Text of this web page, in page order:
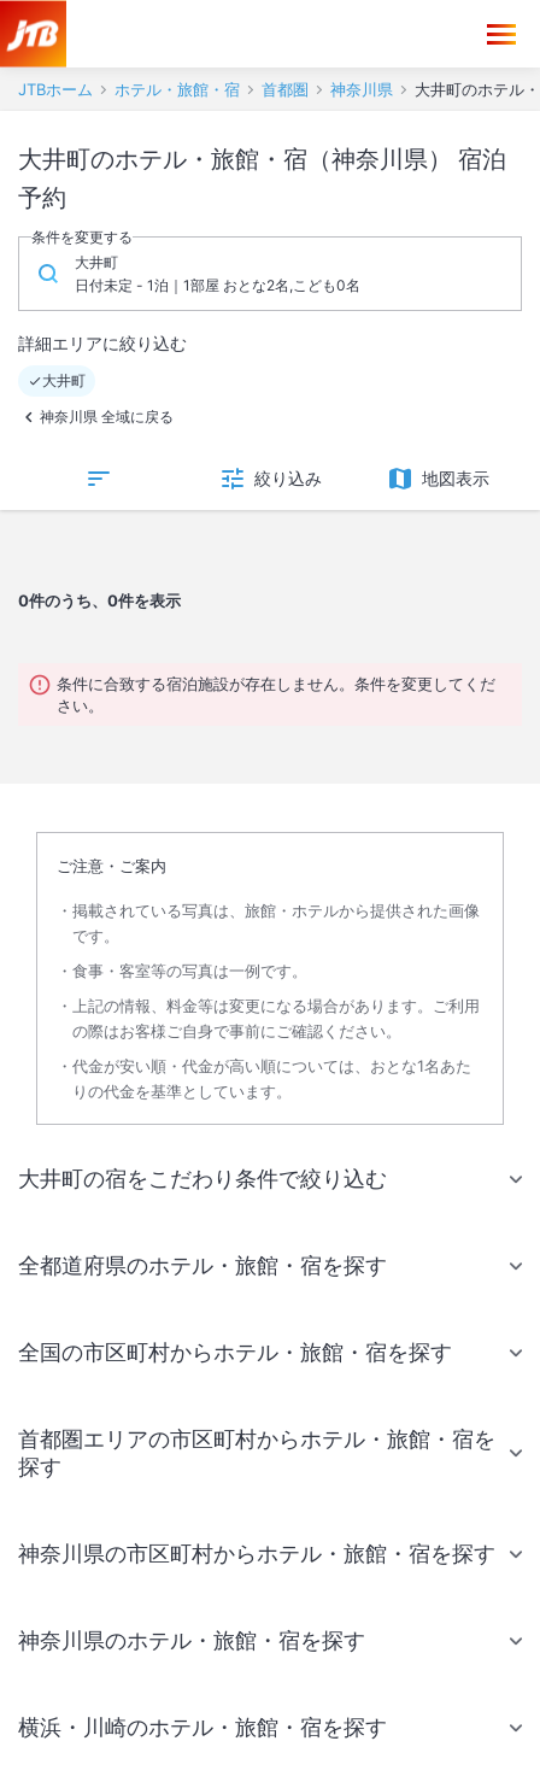
JTBホーム ホテル・旅館・宿 首都圏 神奈川県 大井町のホテル
大井町のホテル・旅館・宿（神奈川県） 宿泊
予約
条件を変更する
大井町
日付未定 - 1泊｜1部屋 おとな2名,こども0名
詳細エリアに絞り込む
大井町
神奈川県 全域に戻る
絞り込み 地図表示
0件のうち、0件を表示
条件に合致する宿泊施設が存在しません。条件を変更してくだ
さい。
ご注意・ご案内
掲載されている写真は、旅館・ホテルから提供された画像
です。
食事・客室等の写真は一例です。
上記の情報、料金等は変更になる場合があります。ご利用
の際はお客様ご自身で事前にご確認ください。
代金が安い順・代金が高い順については、おとな1名あた
りの代金を基準としています。
大井町の宿をこだわり条件で絞り込む
全都道府県のホテル・旅館・宿を探す
全国の市区町村からホテル・旅館・宿を探す
首都圏エリアの市区町村からホテル・旅館・宿を
探す
神奈川県の市区町村からホテル・旅館・宿を探す
神奈川県のホテル・旅館・宿を探す
横浜・川崎のホテル・旅館・宿を探す